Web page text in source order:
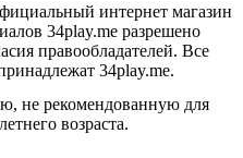
интернет магазин
34play.me разрешено
правообладателей. Все
34play.me.
не рекомендованную для
возраста.